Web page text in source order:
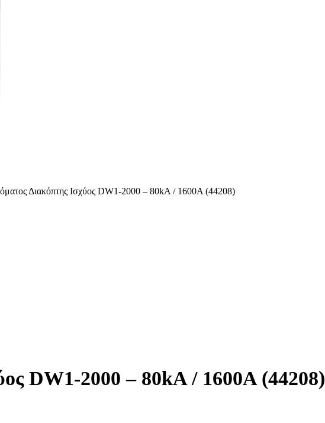
Διακόπτης Ισχύος DW1-2000 – 80kA / 1600A (44208)
DW1-2000 – 80kA / 1600A (44208)